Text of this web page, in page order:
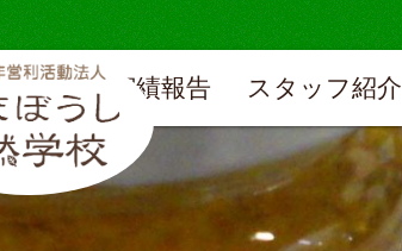
実績報告 スタッフ紹介